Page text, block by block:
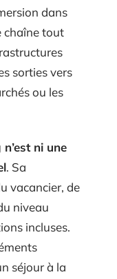
dans
chaîne tout
sorties vers
ou les
ni une
. Sa
vacancier, de
niveau
incluses.
séjour à la